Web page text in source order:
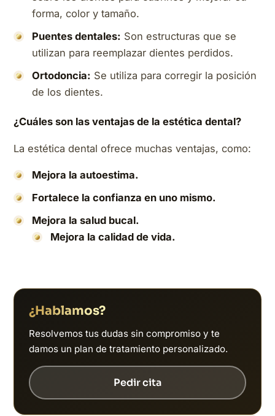
forma, color y tamaño.
Puentes dentales: Son estructuras que se
utilizan para reemplazar dientes perdidos.
Ortodoncia: Se utiliza para corregir la posición
de los dientes.
¿Cuáles son las ventajas de la estética dental?
La estética dental ofrece muchas ventajas, como:
Mejora la autoestima.
Fortalece la confianza en uno mismo.
Mejora la salud bucal.
Mejora la calidad de vida.
¿Hablamos?
Resolvemos tus dudas sin compromiso y te
damos un plan de tratamiento personalizado.
Pedir cita